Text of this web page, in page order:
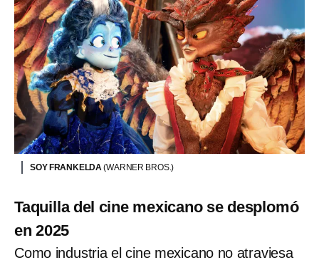
SOY FRANKELDA(WARNER BROS.)
Taquilla del cine mexicano se desplomó
en 2025
Como industria el cine mexicano no atraviesa